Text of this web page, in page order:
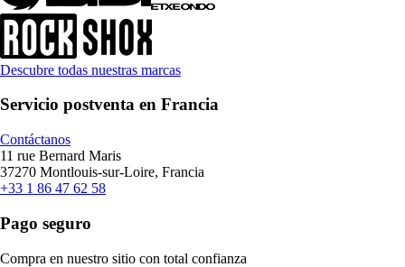
Descubre todas nuestras marcas
Servicio postventa en Francia
Contáctanos
11 rue Bernard Maris
37270 Montlouis-sur-Loire, Francia
+33 1 86 47 62 58
Pago seguro
Compra en nuestro sitio con total confianza